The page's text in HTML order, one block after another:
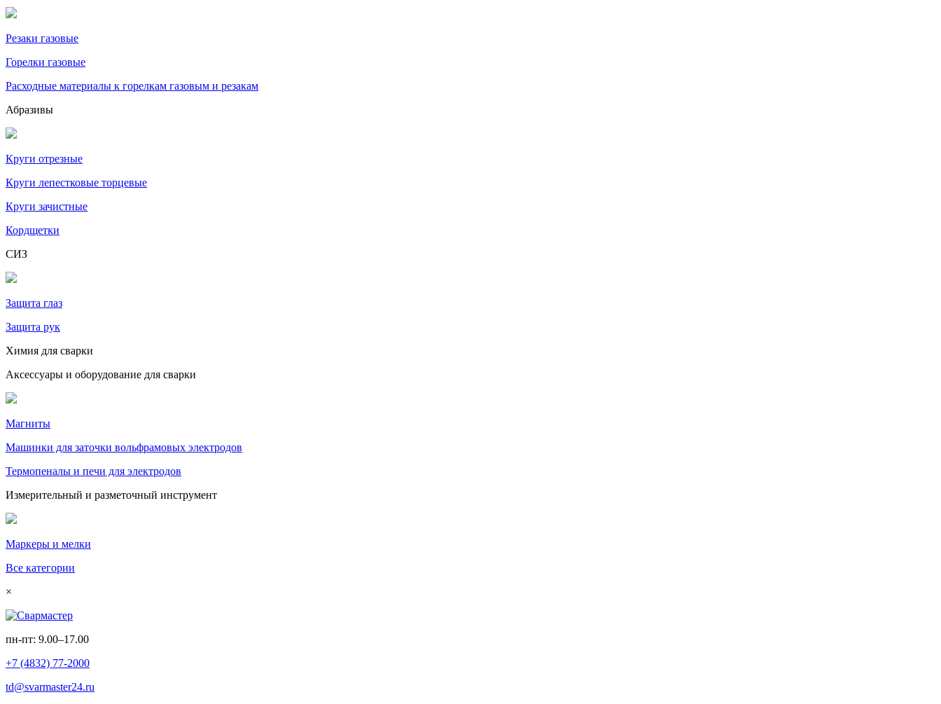
Резаки газовые
Горелки газовые
Расходные материалы к горелкам газовым и резакам
Абразивы
Круги отрезные
Круги лепестковые торцевые
Круги зачистные
Кордщетки
СИЗ
Защита глаз
Защита рук
Химия для сварки
Аксессуары и оборудование для сварки
Магниты
Машинки для заточки вольфрамовых электродов
Термопеналы и печи для электродов
Измерительный и разметочный инструмент
Маркеры и мелки
Все категории
×
пн-пт: 9.00–17.00
+7 (4832) 77-2000
td@svarmaster24.ru